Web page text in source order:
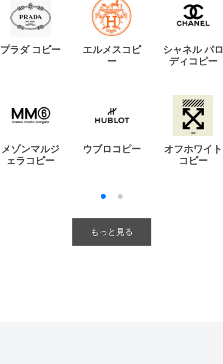
プラダ コピー
エルメスコピ
ー
シャネル パロ
ディコピー
メゾンマルジ
ェラコピー
ウブロコピー
オフホワイト
コピー
もっと見る